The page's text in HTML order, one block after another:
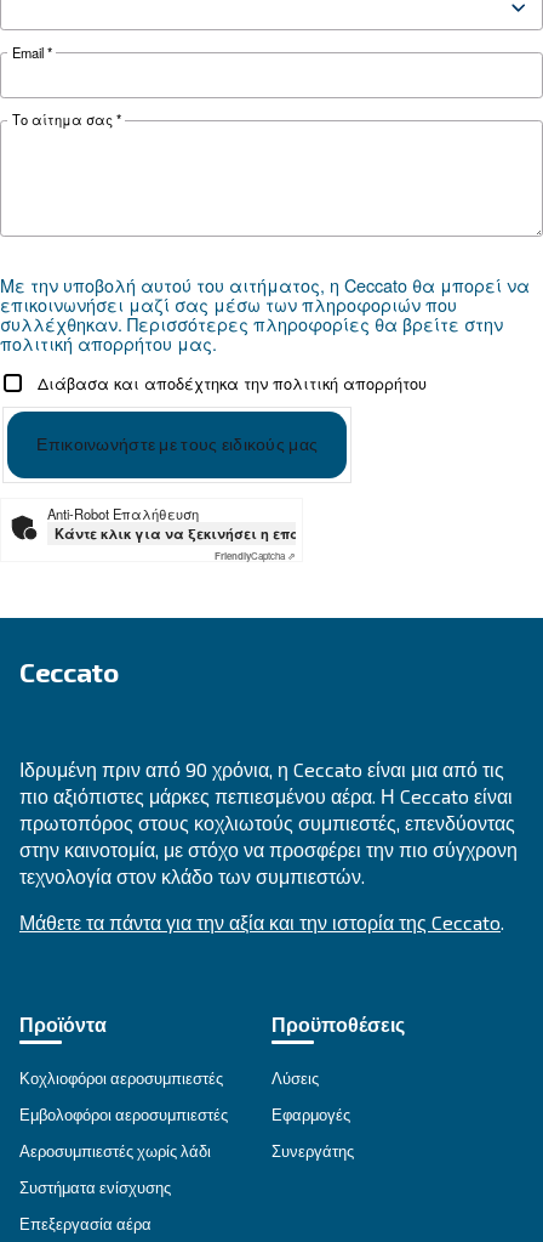
Ψάχνετε το σωστό προϊόν για
εφαρμογή σας;
Εφαρμογές πεπιεσμένου αέρα
Μετάβαση στη σελίδα εφαρμογής